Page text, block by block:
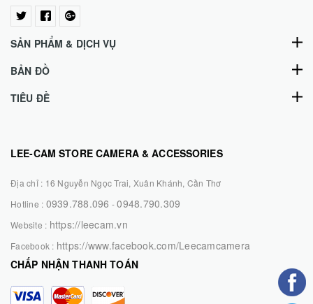
SẢN PHẨM & DỊCH VỤ
BẢN ĐỒ
TIÊU ĐỀ
LEE-CAM STORE CAMERA & ACCESSORIES
Địa chỉ : 16 Nguyễn Ngọc Trai, Xuân Khánh, Cần Thơ
Hotline : 0939.788.096 -0948.790.309
Website : https://leecam.vn
Facebook : https://www.facebook.com/Leecamcamera
CHẤP NHẬN THANH TOÁN